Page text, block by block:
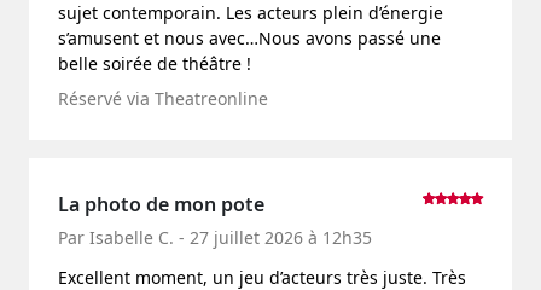
sujet contemporain. Les acteurs plein d’énergie
s’amusent et nous avec…Nous avons passé une
belle soirée de théâtre !
Réservé via Theatreonline
La photo de mon pote
Par Isabelle C. - 27 juillet 2026 à 12h35
Excellent moment, un jeu d’acteurs très juste. Très